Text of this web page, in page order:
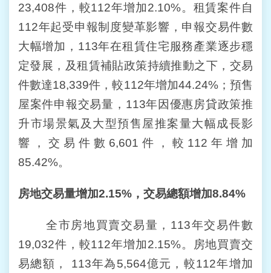
台
北
雙
語
彙
隱
私
權
資
訊
政
宣
23,408件，較112年增加2.10%。租賃案件自
112年起受申報制度變革影響，申報交易件數
大幅增加，113年在租賃住宅服務產業逐步穩
定發展，及租賃補貼政策持續推動之下，交易
件數達18,339件，較112年增加44.24%；預售
屋案件申報交易量，113年因優惠房貸政策推
升市場景氣及大型預售屋推案量大幅成長影
響，交易件數6,601件，較112年增加
85.42%。
房地交易量增加2.15% ，交易總額增加8.84%
全市房地買賣交易量，113年交易件數
19,032件，較112年增加2.15%。房地買賣交
易總額， 113年為5,564億元，較112年增加